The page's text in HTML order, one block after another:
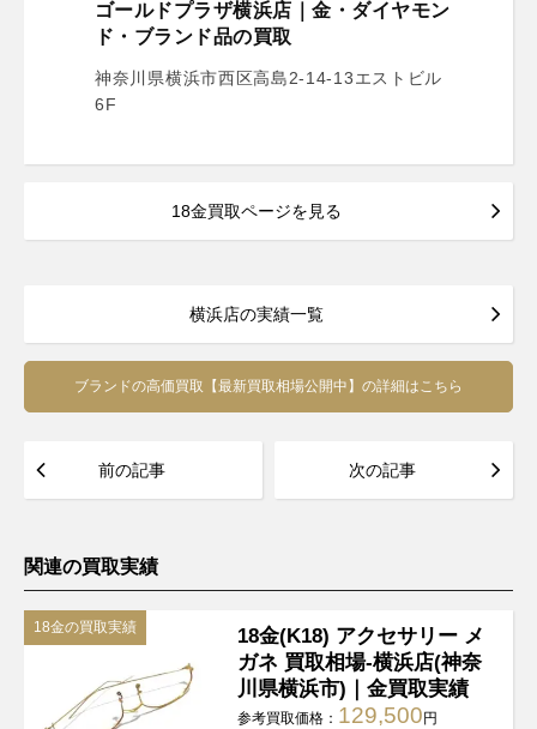
ゴールドプラザ横浜店｜金・ダイヤモン
ド・ブランド品の買取
神奈川県横浜市西区高島2-14-13エストビル
6F
18金買取ページを見る
横浜店の実績一覧
ブランドの高価買取【最新買取相場公開中】の詳細はこちら
前の記事 次の記事
関連の買取実績
18金の買取実績
18金(K18) アクセサリー メ
ガネ 買取相場-横浜店(神奈
川県横浜市)｜金買取実績
参考買取価格： 129,500円